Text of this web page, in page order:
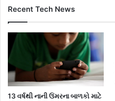
Recent Tech News
13 વર્ષથી નાની ઉંમરના બાળકો માટે